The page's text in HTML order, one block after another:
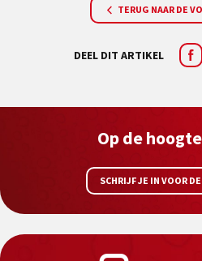
TERUG NAAR DE
DEEL DIT ARTIKEL
Op de
SCHRIJF JE IN VOOR